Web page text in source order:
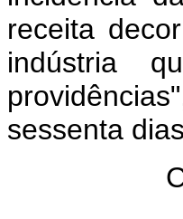
receita
indústria
sessenta